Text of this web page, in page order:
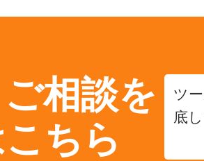
相談を
ちら
ツ
底